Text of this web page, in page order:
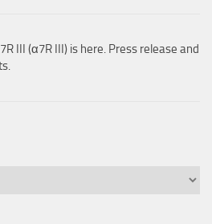
III (α7R III) is here. Press release and